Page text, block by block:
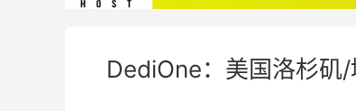
DediOne：美国洛杉矶